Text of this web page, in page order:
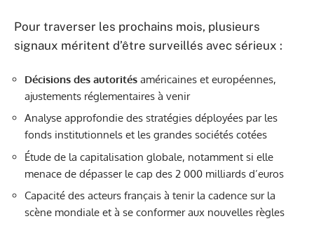
Pour traverser les prochains mois, plusieurs
signaux méritent d’être surveillés avec sérieux :
Décisions des autorités américaines et européennes,
ajustements réglementaires à venir
Analyse approfondie des stratégies déployées par les
fonds institutionnels et les grandes sociétés cotées
Étude de la capitalisation globale, notamment si elle
menace de dépasser le cap des 2 000 milliards d’euros
Capacité des acteurs français à tenir la cadence sur la
scène mondiale et à se conformer aux nouvelles règles